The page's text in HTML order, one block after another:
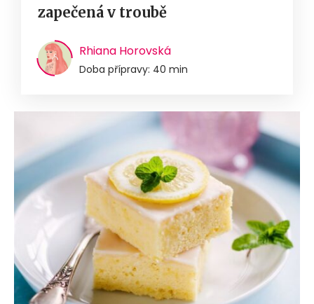
zapečená v troubě
Rhiana Horovská
Doba přípravy: 40 min